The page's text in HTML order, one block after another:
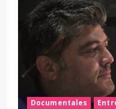
Documentales